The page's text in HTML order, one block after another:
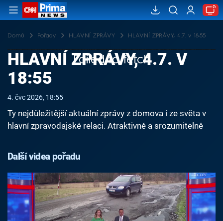
Domů Pořady HLAVNÍ ZPRÁVY HLAVNÍ ZPRÁVY, 4.7. v 18:55
Failed to fetch
HLAVNÍ ZPRÁVY, 4.7. V
18:55
4. čvc 2026, 18:55
Ty nejdůležitější aktuální zprávy z domova i ze světa v
hlavní zpravodajské relaci. Atraktivně a srozumitelně
Další videa pořadu